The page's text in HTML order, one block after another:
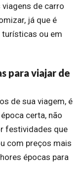
de carro
já que é
turísticas ou em
para viajar de
de sua viagem, é
certa, não
festividades que
com preços mais
épocas para